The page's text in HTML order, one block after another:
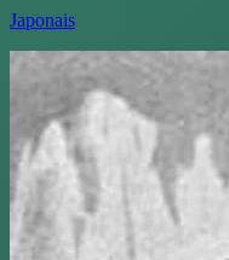
Japonais